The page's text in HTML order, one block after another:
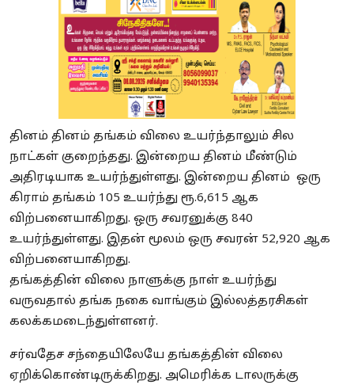
தினம் தினம் தங்கம் விலை உயர்ந்தாலும் சில
நாட்கள் குறைந்தது. இன்றைய தினம் மீண்டும்
அதிரடியாக உயர்ந்துள்ளது. இன்றைய தினம் ஒரு
கிராம் தங்கம் 105 உயர்ந்து ரூ.6,615 ஆக
விற்பனையாகிறது. ஒரு சவரனுக்கு 840
உயர்ந்துள்ளது. இதன் மூலம் ஒரு சவரன் 52,920 ஆக
விற்பனையாகிறது.
தங்கத்தின் விலை நாளுக்கு நாள் உயர்ந்து
வருவதால் தங்க நகை வாங்கும் இல்லத்தரசிகள்
கலக்கமடைந்துள்ளனர்.
சர்வதேச சந்தையிலேயே தங்கத்தின் விலை
ஏறிக்கொண்டிருக்கிறது. அமெரிக்க டாலருக்கு